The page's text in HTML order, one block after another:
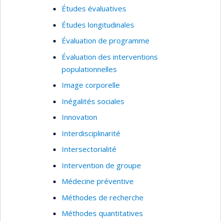
Études évaluatives
Études longitudinales
Évaluation de programme
Évaluation des interventions
populationnelles
Image corporelle
Inégalités sociales
Innovation
Interdisciplinarité
Intersectorialité
Intervention de groupe
Médecine préventive
Méthodes de recherche
Méthodes quantitatives